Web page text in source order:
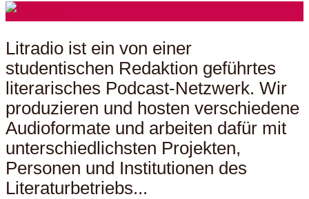
Litradio ist ein von einer
studentischen Redaktion geführtes
literarisches Podcast-Netzwerk. Wir
produzieren und hosten verschiedene
Audioformate und arbeiten dafür mit
unterschiedlichsten Projekten,
Personen und Institutionen des
Literaturbetriebs...